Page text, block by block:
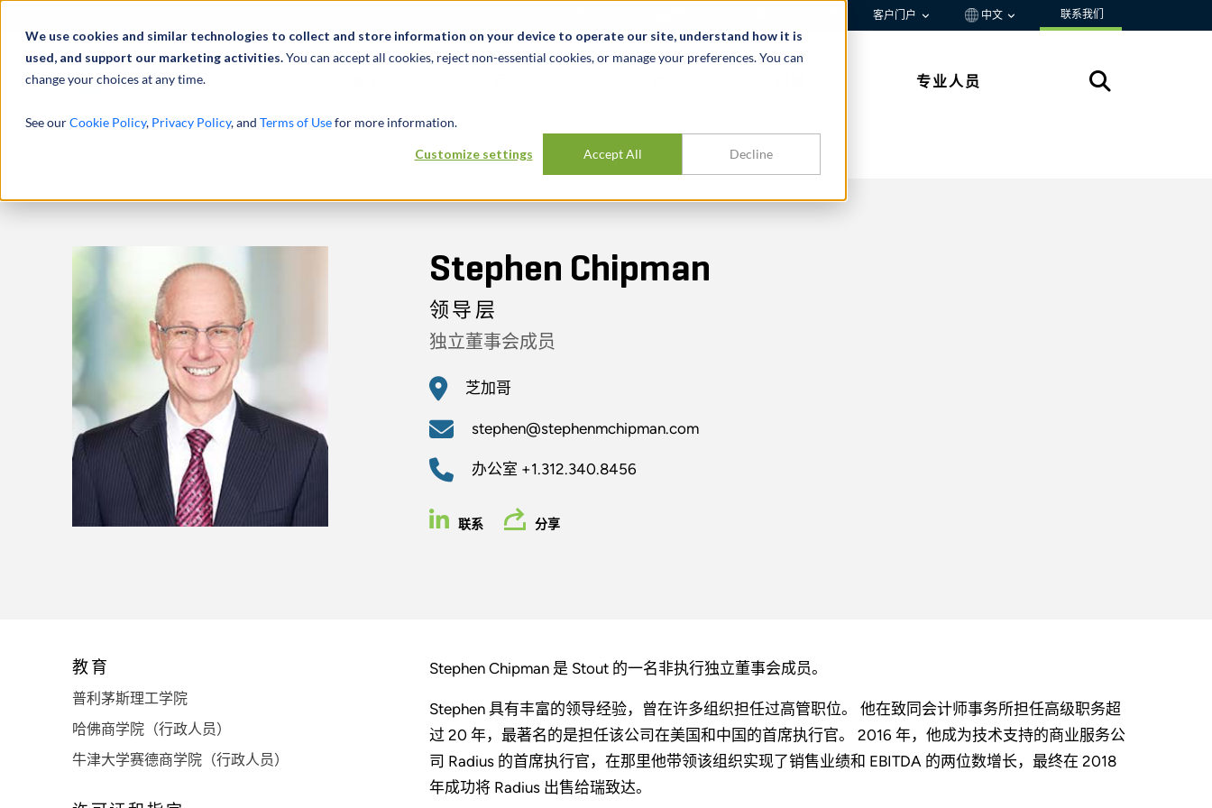
We use cookies and similar technologies to collect and store information on your device to operate our site, understand how it is
used, and support our marketing activities.You can accept all cookies, reject non-essential cookies, or manage your preferences. You can
change your choices at any time.
See ourCookie Policy, Privacy Policy, and Terms of Usefor more information.
Customize settings Accept All Decline
客户门户 中文 联系我们
专业人员
Stephen Chipman
领导层
独立董事会成员
芝加哥
stephen@stephenmchipman.com
办公室 +1.312.340.8456
联系 分享
Stephen Chipman 是 Stout 的一名非执行独立董事会成员。
Stephen 具有丰富的领导经验，曾在许多组织担任过高管职位。 他在致同会计师事务所担任高级职务超
过 20 年，最著名的是担任该公司在美国和中国的首席执行官。 2016 年，他成为技术支持的商业服务公
司 Radius 的首席执行官，在那里他带领该组织实现了销售业绩和 EBITDA 的两位数增长，最终在 2018
年成功将 Radius 出售给瑞致达。
教育
普利茅斯理工学院
哈佛商学院（行政人员）
牛津大学赛德商学院（行政人员）